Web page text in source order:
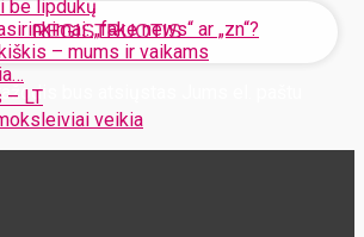
be lipdukų
„fake news“ ar „zn“?
– mums ir vaikams
LT
veikia
bus atsiųstas Jums el. paštu